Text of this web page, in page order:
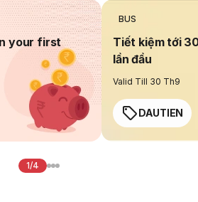
your first
BUS
Tiết kiệm tới
lần đầu
Valid Till 30 Th9
DAUTIEN
1/4